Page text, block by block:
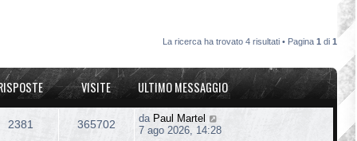
La ricerca ha trovato 4 risultati • Pagina 1 di 1
VISITE ULTIMO MESSAGGIO
2381 365702 da Paul Martel
7 ago 2026, 14:28